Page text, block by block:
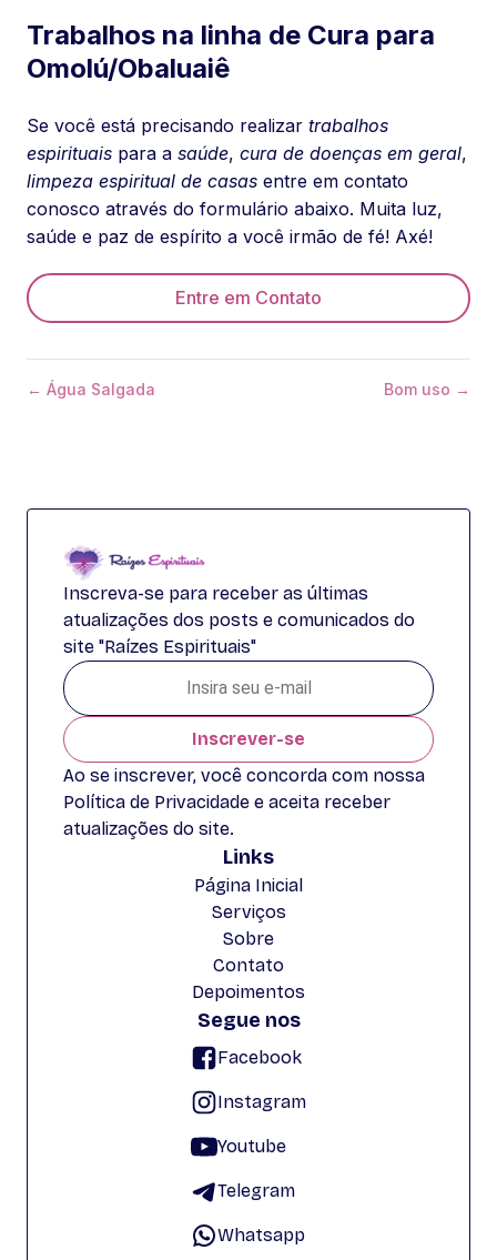
Trabalhos na linha de Cura para
Omolú/Obaluaiê
Se você está precisando realizar trabalhos
espirituais para a saúde, cura de doenças em geral,
limpeza espiritual de casas entre em contato
conosco através do formulário abaixo. Muita luz,
saúde e paz de espírito a você irmão de fé! Axé!
Entre em Contato
← Água Salgada Bom uso →
Inscreva-se para receber as últimas
atualizações dos posts e comunicados do
site "Raízes Espirituais"
Inscrever-se
Ao se inscrever, você concorda com nossa
Política de Privacidade e aceita receber
atualizações do site.
Links
Página Inicial
Serviços
Sobre
Contato
Depoimentos
Segue nos
Facebook
Instagram
Youtube
Telegram
Whatsapp